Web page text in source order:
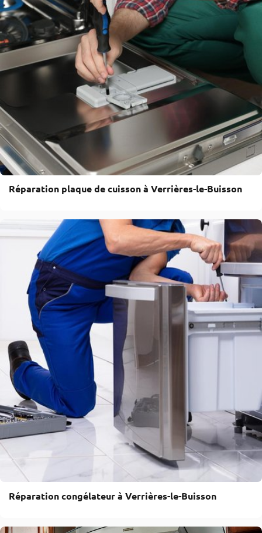
Réparation plaque de cuisson à Verrières-le-Buisson
Réparation congélateur à Verrières-le-Buisson